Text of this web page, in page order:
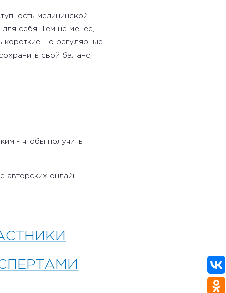
медицинской
себя. Тем не менее,
но регулярные
свой баланс,
- чтобы получить
авторских онлайн-